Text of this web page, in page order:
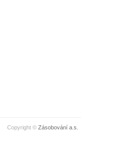
Copyright © Zásobování a.s.